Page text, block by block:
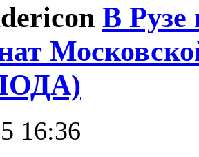
В Рузе
16:36